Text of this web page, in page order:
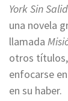
York Sin
una novela
llamada
otros
enfocarse
en su haber.